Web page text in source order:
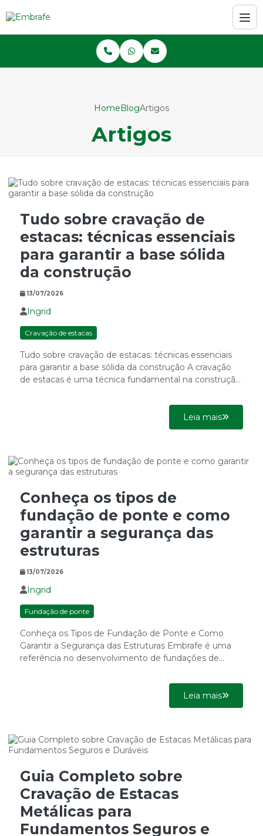
HomeBlogArtigos
Artigos
Tudo sobre cravação de
estacas: técnicas essenciais
para garantir a base sólida
da construção
13/07/2026
Ingrid
Cravação de estacas
Tudo sobre cravação de estacas: técnicas essenciais
para garantir a base sólida da construção A cravação
de estacas é uma técnica fundamental na construção
Leia mais
Conheça os tipos de
fundação de ponte e como
garantir a segurança das
estruturas
13/07/2026
Ingrid
Fundação de ponte
Conheça os Tipos de Fundação de Ponte e Como
Garantir a Segurança das Estruturas Embrafe é uma
referência no desenvolvimento de fundações de
Leia mais
Guia Completo sobre
Cravação de Estacas
Metálicas para
Fundamentos Seguros e